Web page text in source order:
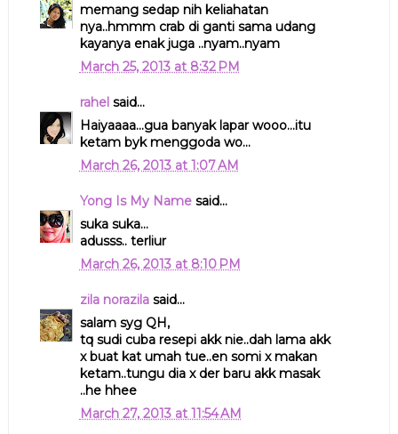
memang sedap nih keliahatan
nya..hmmm crab di ganti sama udang
kayanya enak juga ..nyam..nyam
March 25, 2013 at 8:32 PM
rahelsaid...
Haiyaaaa...gua banyak lapar wooo...itu
ketam byk menggoda wo...
March 26, 2013 at 1:07 AM
Yong Is My Namesaid...
suka suka...
adusss.. terliur
March 26, 2013 at 8:10 PM
zila norazilasaid...
salam syg QH,
tq sudi cuba resepi akk nie..dah lama akk
x buat kat umah tue..en somi x makan
ketam..tungu dia x der baru akk masak
..he hhee
March 27, 2013 at 11:54 AM